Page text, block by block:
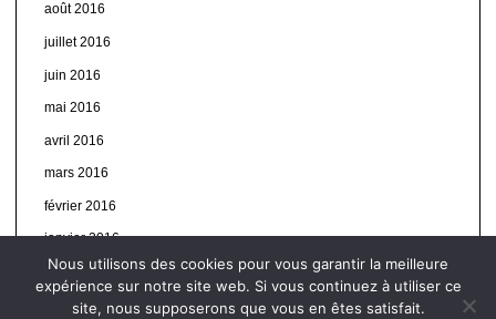
août 2016
juillet 2016
juin 2016
mai 2016
avril 2016
mars 2016
février 2016
janvier 2016
Nous utilisons des cookies pour vous garantir la meilleure
expérience sur notre site web. Si vous continuez à utiliser ce
site, nous supposerons que vous en êtes satisfait.